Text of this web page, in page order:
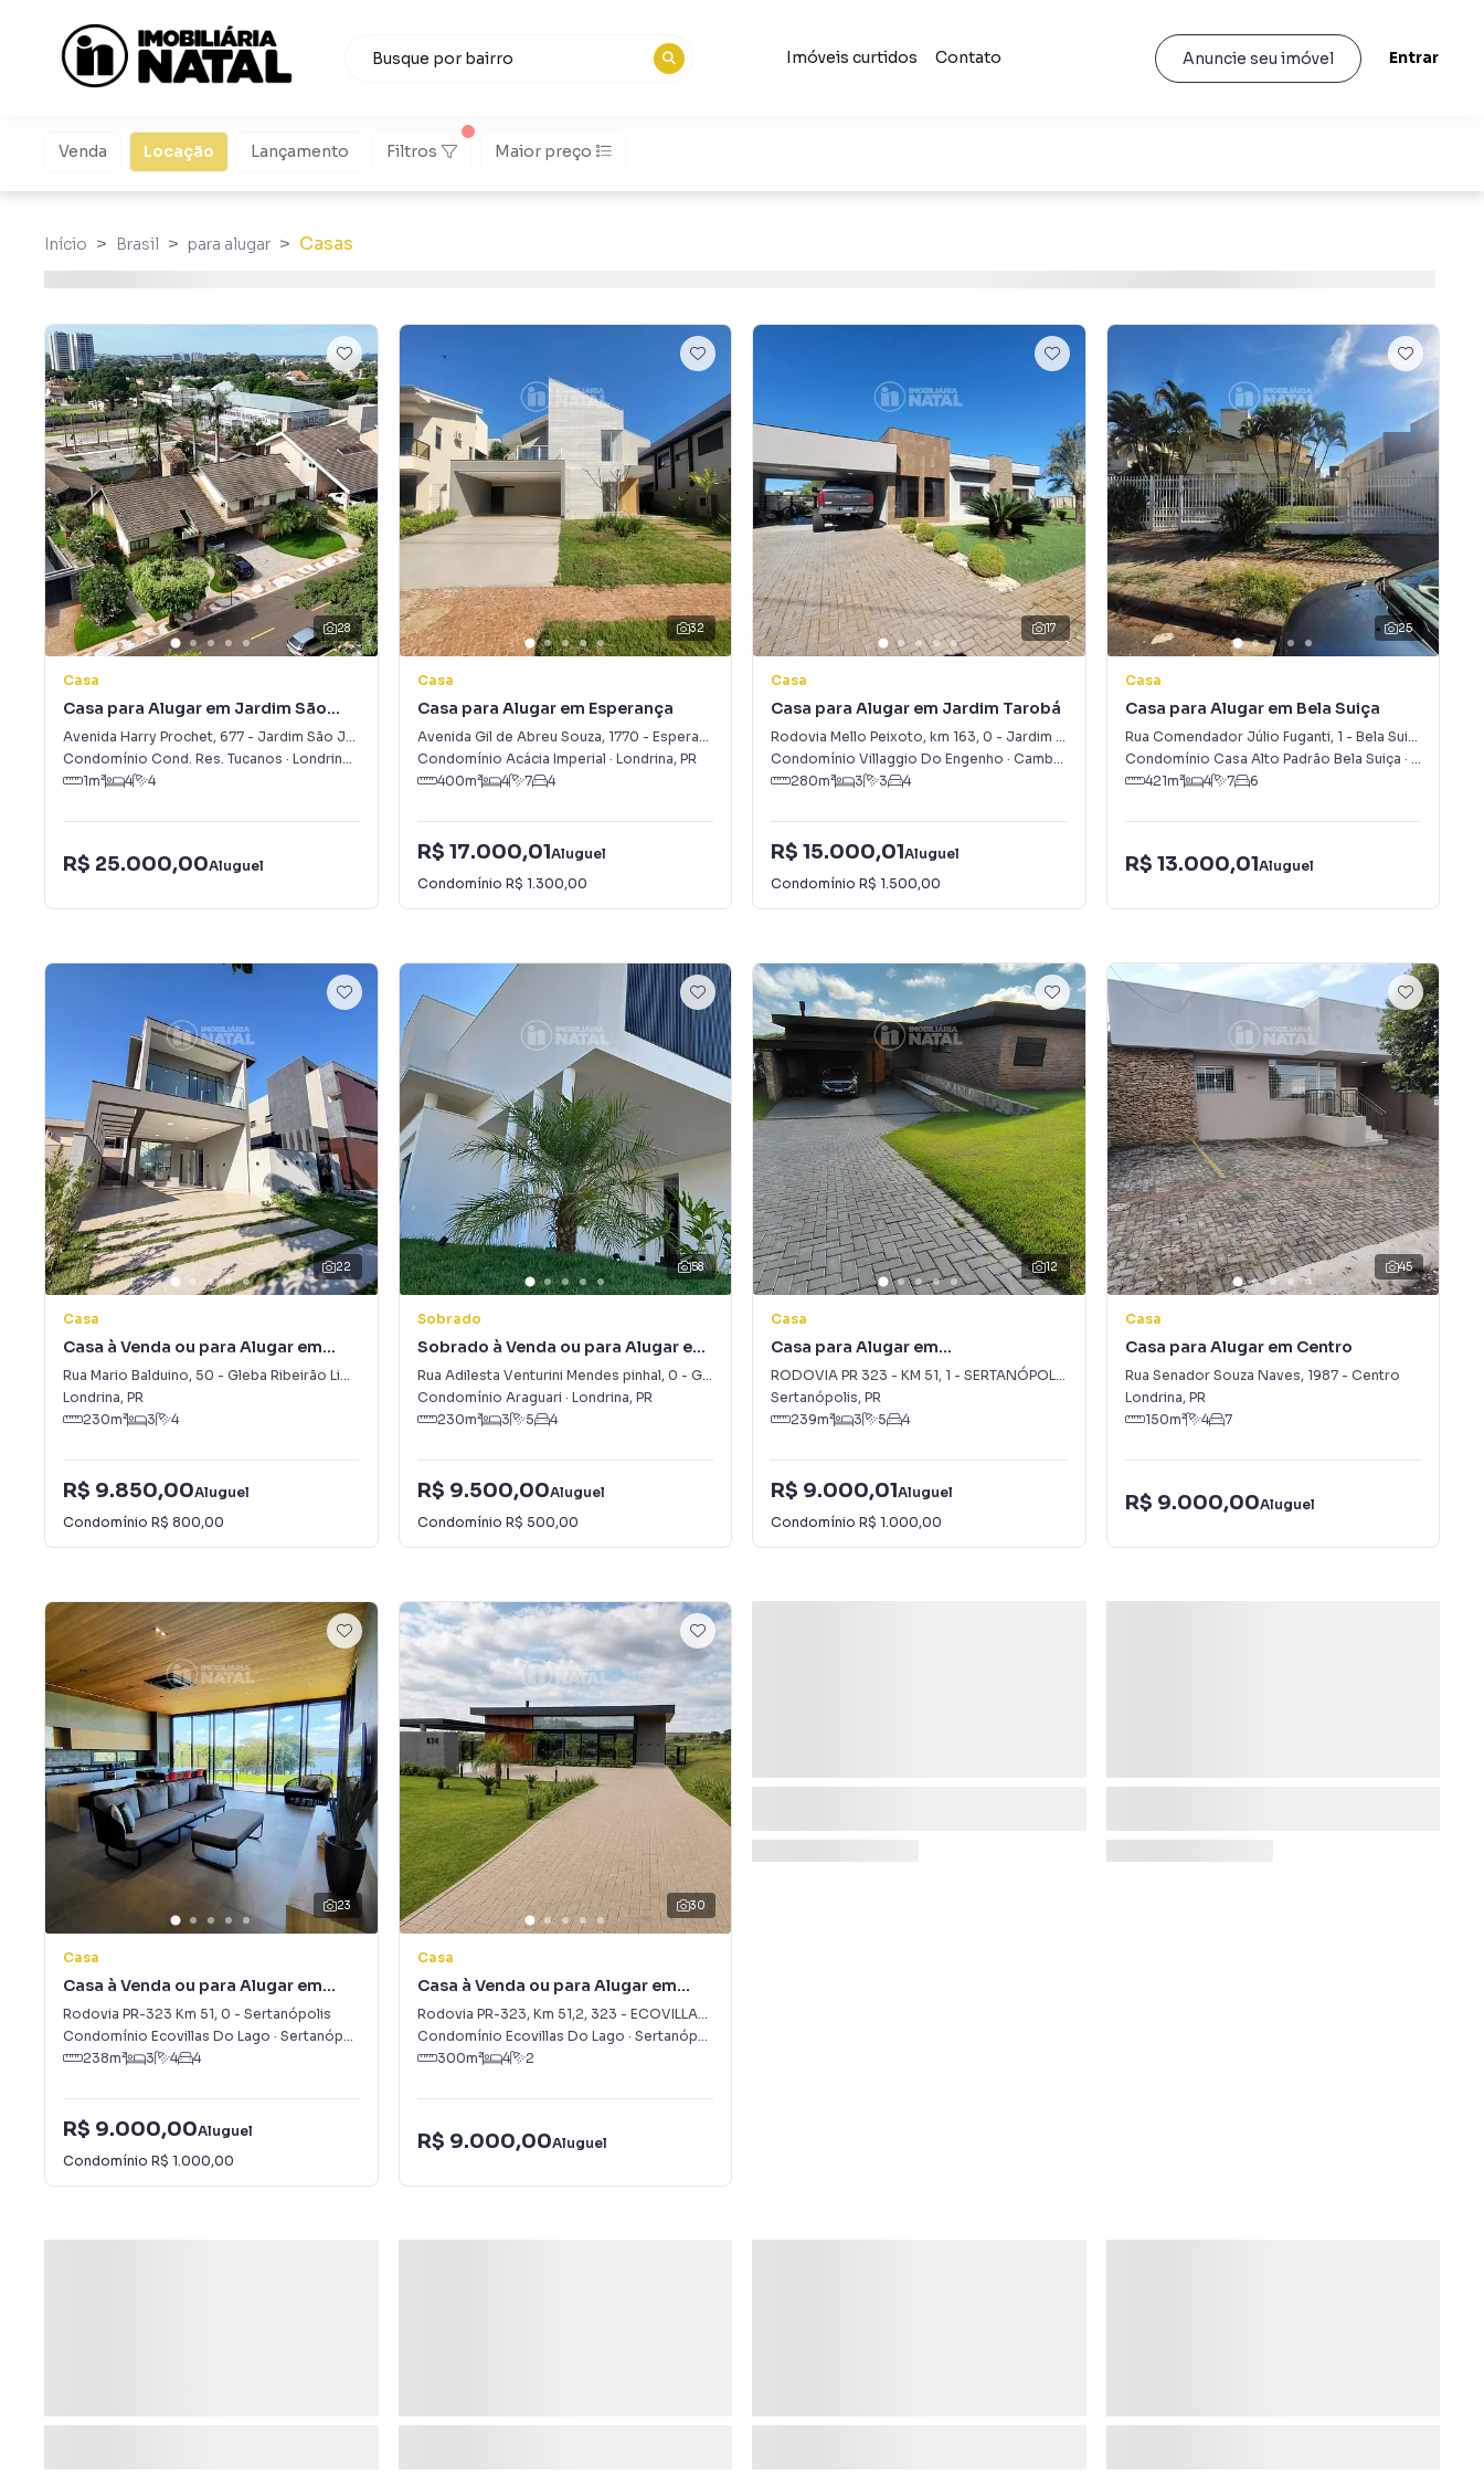
Imóveis curtidos Contato Anuncie seu imóvel Entrar
Venda Locação Lançamento Filtros Maior preço
Início Brasil para alugar Casas
28
Casa
Casa para Alugar em Jardim São
Jorge
Avenida Harry Prochet, 677 - Jardim São Jorge
Condomínio Cond. Res. Tucanos · Londrina ,
1m² 4 4
R$ 25.000,00Aluguel
32
Casa
Casa para Alugar em Esperança
Avenida Gil de Abreu Souza, 1770 - Esperança
Condomínio Acácia Imperial · Londrina, PR
400m² 4 7 4
R$ 17.000,01Aluguel
Condomínio R$ 1.300,00
17
Casa
Casa para Alugar em Jardim Tarobá
Rodovia Mello Peixoto, km 163, 0 - Jardim Tarobá
Condomínio Villaggio Do Engenho · Cambé
280m² 3 3 4
R$ 15.000,01Aluguel
Condomínio R$ 1.500,00
25
Casa
Casa para Alugar em Bela Suiça
Rua Comendador Júlio Fuganti, 1 - Bela Suiça
Condomínio Casa Alto Padrão Bela Suiça · Londrina
421m² 4 7 6
R$ 13.000,01Aluguel
22
Casa
Casa à Venda ou para Alugar em
Gleba Ribeirão Limeiro
Rua Mario Balduino, 50 - Gleba Ribeirão Limeiro
Londrina, PR
230m² 3 4
R$ 9.850,00Aluguel
Condomínio R$ 800,00
58
Sobrado
Sobrado à Venda ou para Alugar em
Gleba Simon Frazer
Rua Adilesta Venturini Mendes pinhal, 0 - Gleba Simon Frazer
Condomínio Araguari · Londrina, PR
230m² 3 5 4
R$ 9.500,00Aluguel
Condomínio R$ 500,00
12
Casa
Casa para Alugar em
SERTANÓPOLIS
RODOVIA PR 323 - KM 51, 1 - SERTANÓPOLIS
Sertanópolis, PR
239m² 3 5 4
R$ 9.000,01Aluguel
Condomínio R$ 1.000,00
45
Casa
Casa para Alugar em Centro
Rua Senador Souza Naves, 1987- Centro
Londrina, PR
150m² 4 7
R$ 9.000,00Aluguel
23
Casa
Casa à Venda ou para Alugar em
Sertanópolis
Rodovia PR-323 Km 51, 0 - Sertanópolis
Condomínio Ecovillas Do Lago · Sertanópolis
238m² 3 4 4
R$ 9.000,00Aluguel
Condomínio R$ 1.000,00
30
Casa
Casa à Venda ou para Alugar em
ECOVILLAS DO LAGO
Rodovia PR-323, Km 51,2, 323 - ECOVILLAS DO LAGO
Condomínio Ecovillas Do Lago · Sertanópolis
300m² 4 2
R$ 9.000,00Aluguel